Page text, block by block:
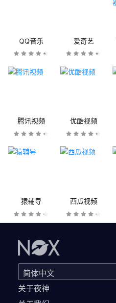
QQ音乐 爱奇艺
腾讯视频 优酷视频
猿辅导 西瓜视频
关于夜神